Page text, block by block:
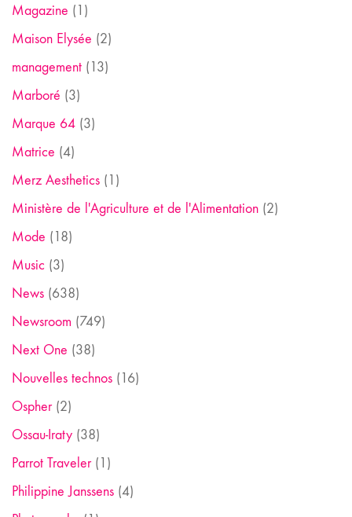
Magazine (1)
Maison Elysée (2)
management (13)
Marboré (3)
Marque 64 (3)
Matrice (4)
Merz Aesthetics (1)
Ministère de l'Agriculture et de l'Alimentation (2)
Mode (18)
Music (3)
News (638)
Newsroom (749)
Next One (38)
Nouvelles technos (16)
Ospher(2)
Ossau-Iraty (38)
Parrot Traveler(1)
Philippine Janssens (4)